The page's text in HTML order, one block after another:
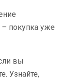
покупка уже
вы
Узнайте,